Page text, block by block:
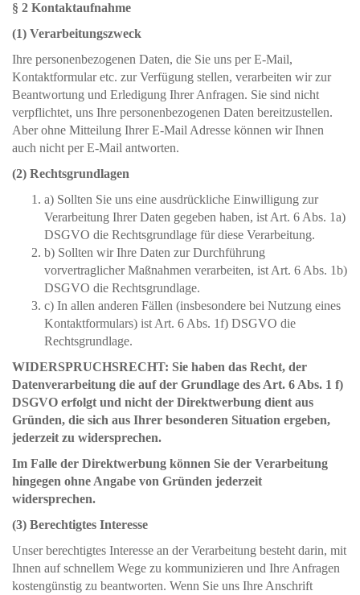
§ 2 Kontaktaufnahme
(1) Verarbeitungszweck
Ihre personenbezogenen Daten, die Sie uns per E-Mail,
Kontaktformular etc. zur Verfügung stellen, verarbeiten wir zur
Beantwortung und Erledigung Ihrer Anfragen. Sie sind nicht
verpflichtet, uns Ihre personenbezogenen Daten bereitzustellen.
Aber ohne Mitteilung Ihrer E-Mail Adresse können wir Ihnen
auch nicht per E-Mail antworten.
(2) Rechtsgrundlagen
a) Sollten Sie uns eine ausdrückliche Einwilligung zur
Verarbeitung Ihrer Daten gegeben haben, ist Art. 6 Abs. 1a)
DSGVO die Rechtsgrundlage für diese Verarbeitung.
b) Sollten wir Ihre Daten zur Durchführung
vorvertraglicher Maßnahmen verarbeiten, ist Art. 6 Abs. 1b)
DSGVO die Rechtsgrundlage.
c) In allen anderen Fällen (insbesondere bei Nutzung eines
Kontaktformulars) ist Art. 6 Abs. 1f) DSGVO die
Rechtsgrundlage.
WIDERSPRUCHSRECHT: Sie haben das Recht, der
Datenverarbeitung die auf der Grundlage des Art. 6 Abs. 1 f)
DSGVO erfolgt und nicht der Direktwerbung dient aus
Gründen, die sich aus Ihrer besonderen Situation ergeben,
jederzeit zu widersprechen.
Im Falle der Direktwerbung können Sie der Verarbeitung
hingegen ohne Angabe von Gründen jederzeit
widersprechen.
(3) Berechtigtes Interesse
Unser berechtigtes Interesse an der Verarbeitung besteht darin, mit
Ihnen auf schnellem Wege zu kommunizieren und Ihre Anfragen
kostengünstig zu beantworten. Wenn Sie uns Ihre Anschrift